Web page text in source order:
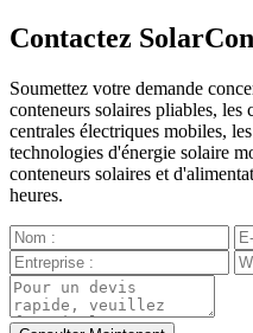
Contactez
Soumettez votre demande
conteneurs solaires pliables, les
centrales électriques mobiles,
technologies d'énergie solaire
conteneurs solaires et
heures.